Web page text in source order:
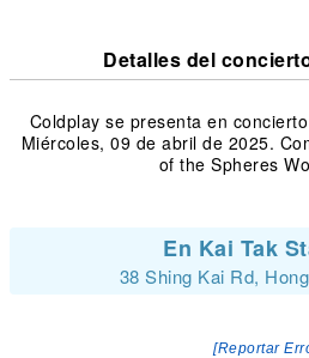
Detalles del
Coldplay se presenta en
Miércoles, 09 de abril de 2025.
of the Spheres
En Kai Tak
38 Shing Kai Rd,
[Reportar